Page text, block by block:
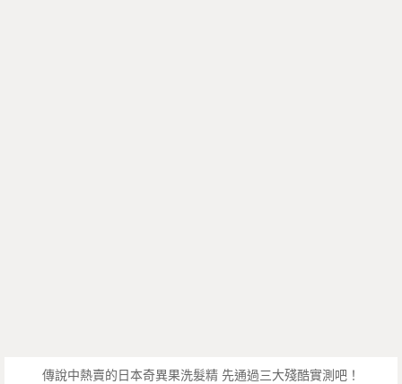
傳說中熱賣的日本奇異果洗髮精 先通過三大殘酷實測吧！